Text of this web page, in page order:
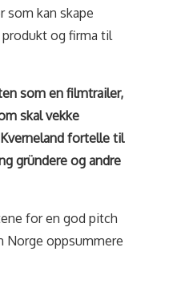
som kan skape
og firma til
som en filmtrailer,
skal vekke
fortelle til
gründere og andre
for en god pitch
Norge oppsummere